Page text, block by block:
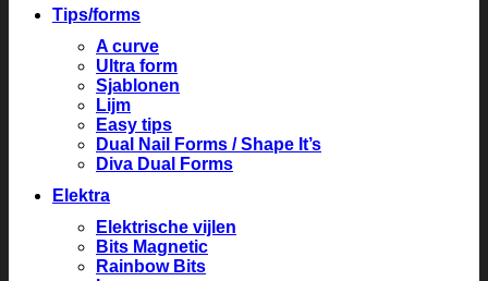
Tips/forms
A curve
Ultra form
Sjablonen
Lijm
Easy tips
Dual Nail Forms / Shape It’s
Diva Dual Forms
Elektra
Elektrische vijlen
Bits Magnetic
Rainbow Bits